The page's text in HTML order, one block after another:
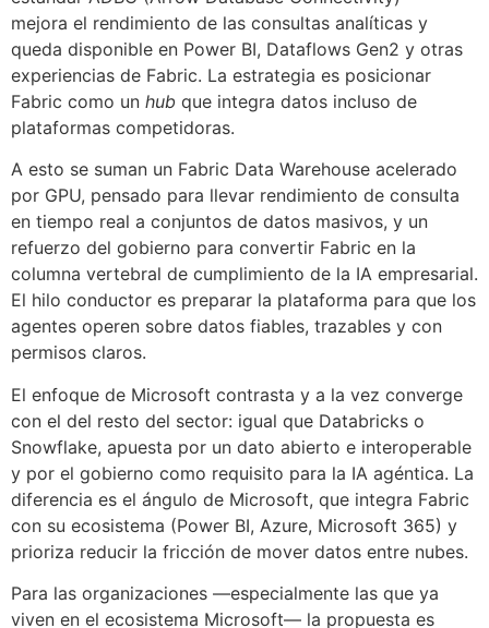
mejora el rendimiento de las consultas analíticas y
queda disponible en Power BI, Dataflows Gen2 y otras
experiencias de Fabric. La estrategia es posicionar
Fabric como un hub que integra datos incluso de
plataformas competidoras.
A esto se suman un Fabric Data Warehouse acelerado
por GPU, pensado para llevar rendimiento de consulta
en tiempo real a conjuntos de datos masivos, y un
refuerzo del gobierno para convertir Fabric en la
columna vertebral de cumplimiento de la IA empresarial.
El hilo conductor es preparar la plataforma para que los
agentes operen sobre datos fiables, trazables y con
permisos claros.
El enfoque de Microsoft contrasta y a la vez converge
con el del resto del sector: igual que Databricks o
Snowflake, apuesta por un dato abierto e interoperable
y por el gobierno como requisito para la IA agéntica. La
diferencia es el ángulo de Microsoft, que integra Fabric
con su ecosistema (Power BI, Azure, Microsoft 365) y
prioriza reducir la fricción de mover datos entre nubes.
Para las organizaciones —especialmente las que ya
viven en el ecosistema Microsoft— la propuesta es